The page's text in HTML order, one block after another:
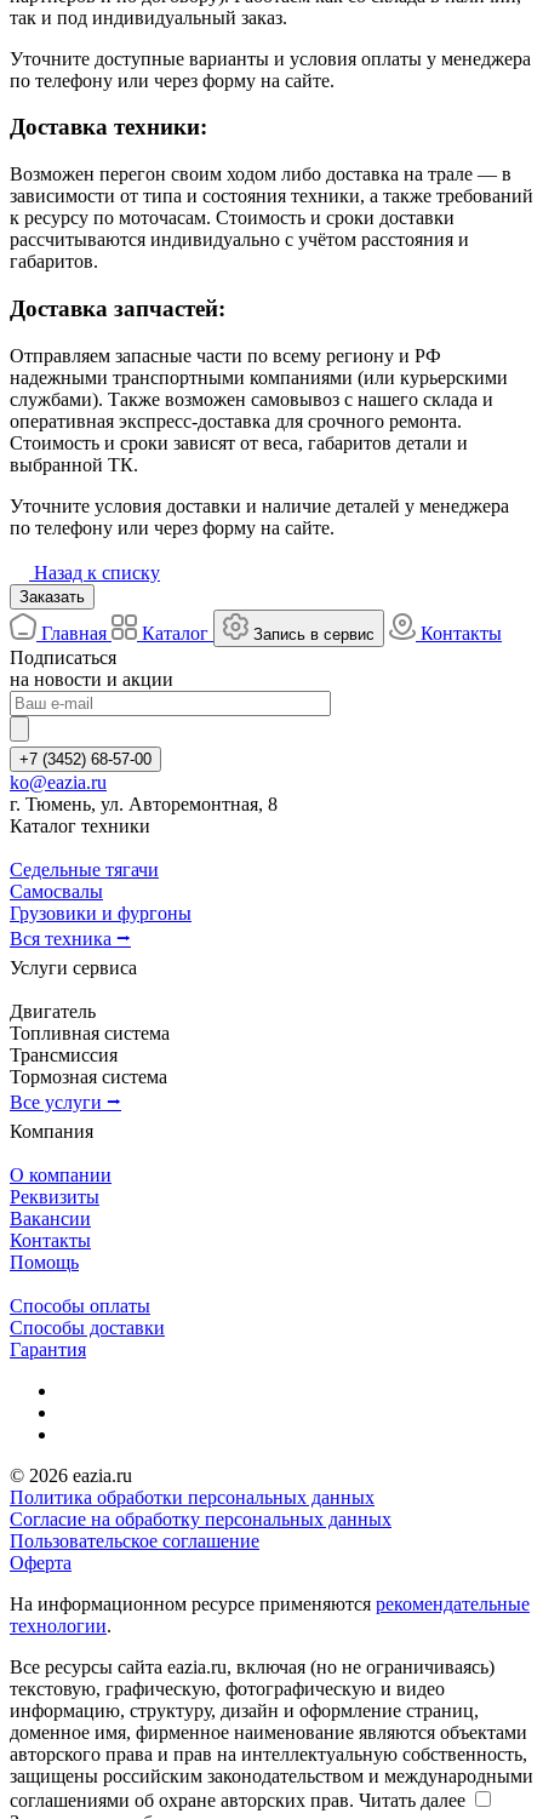
так и под индивидуальный заказ.
Уточните доступные варианты и условия оплаты у менеджера
по телефону или через форму на сайте.
Доставка техники:
Возможен перегон своим ходом либо доставка на трале — в
зависимости от типа и состояния техники, а также требований
к ресурсу по моточасам. Стоимость и сроки доставки
рассчитываются индивидуально с учётом расстояния и
габаритов.
Доставка запчастей:
Отправляем запасные части по всему региону и РФ
надежными транспортными компаниями (или курьерскими
службами). Также возможен самовывоз с нашего склада и
оперативная экспресс-доставка для срочного ремонта.
Стоимость и сроки зависят от веса, габаритов детали и
выбранной ТК.
Уточните условия доставки и наличие деталей у менеджера
по телефону или через форму на сайте.
Назад к списку
Заказать
Главная Каталог Запись в сервис
Контакты
Подписаться
на новости и акции
+7 (3452) 68-57-00
ko@eazia.ru
г. Тюмень, ул. Авторемонтная, 8
Каталог техники
Седельные тягачи
Самосвалы
Грузовики и фургоны
Вся техника ⭢
Услуги сервиса
Двигатель
Топливная система
Трансмиссия
Тормозная система
Все услуги ⭢
Компания
О компании
Реквизиты
Вакансии
Контакты
Помощь
Способы оплаты
Способы доставки
Гарантия
© 2026 eazia.ru
Политика обработки персональных данных
Согласие на обработку персональных данных
Пользовательское соглашение
Оферта
На информационном ресурсе применяются рекомендательные
технологии.
Все ресурсы сайта eazia.ru, включая (но не ограничиваясь)
текстовую, графическую, фотографическую и видео
информацию, структуру, дизайн и оформление страниц,
доменное имя, фирменное наименование являются объектами
авторского права и прав на интеллектуальную собственность,
защищены российским законодательством и международными
соглашениями об охране авторских прав. Читать далее